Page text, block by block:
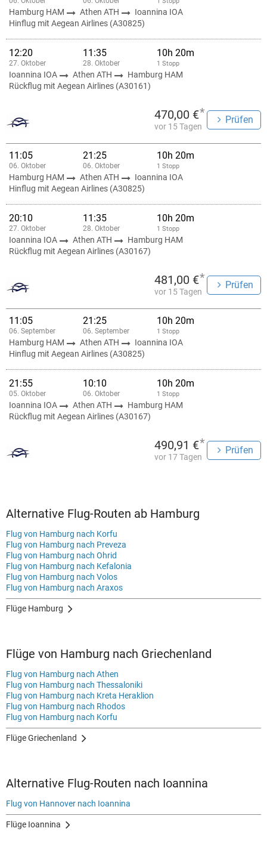
Hamburg HAM Athen ATH
Ioannina IOA
Hinflug mit Aegean Airlines (A30825)
12:20
27. Oktober
11:35
28. Oktober
10h 20m
1 Stopp
Ioannina IOA Athen ATH
Hamburg HAM
Rückflug mit Aegean Airlines (A30161)
470,00 €*
vor 15 Tagen
Prüfen
11:05
06. Oktober
21:25
06. Oktober
10h 20m
1 Stopp
Hamburg HAM Athen ATH
Ioannina IOA
Hinflug mit Aegean Airlines (A30825)
20:10
27. Oktober
11:35
28. Oktober
10h 20m
1 Stopp
Ioannina IOA Athen ATH
Hamburg HAM
Rückflug mit Aegean Airlines (A30167)
481,00 €*
vor 15 Tagen
Prüfen
11:05
06. September
21:25
06. September
10h 20m
1 Stopp
Hamburg HAM Athen ATH
Ioannina IOA
Hinflug mit Aegean Airlines (A30825)
21:55
05. Oktober
10:10
06. Oktober
10h 20m
1 Stopp
Ioannina IOA Athen ATH
Hamburg HAM
Rückflug mit Aegean Airlines (A30167)
490,91 €*
vor 17 Tagen
Prüfen
Alternative Flug-Routen ab Hamburg
Flug von Hamburg nach Korfu
Flug von Hamburg nach Preveza
Flug von Hamburg nach Ohrid
Flug von Hamburg nach Kefalonia
Flug von Hamburg nach Volos
Flug von Hamburg nach Araxos
Flüge Hamburg
Flüge von Hamburg nach Griechenland
Flug von Hamburg nach Athen
Flug von Hamburg nach Thessaloniki
Flug von Hamburg nach Kreta Heraklion
Flug von Hamburg nach Rhodos
Flug von Hamburg nach Korfu
Flüge Griechenland
Alternative Flug-Routen nach Ioannina
Flug von Hannover nach Ioannina
Flüge Ioannina